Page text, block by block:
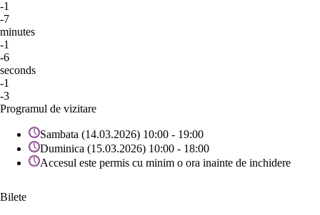
-1
-7
minutes
-1
-6
seconds
-1
-3
Programul de vizitare
Sambata (14.03.2026) 10:00 - 19:00
Duminica (15.03.2026) 10:00 - 18:00
Accesul este permis cu minim o ora inainte de inchidere
Bilete